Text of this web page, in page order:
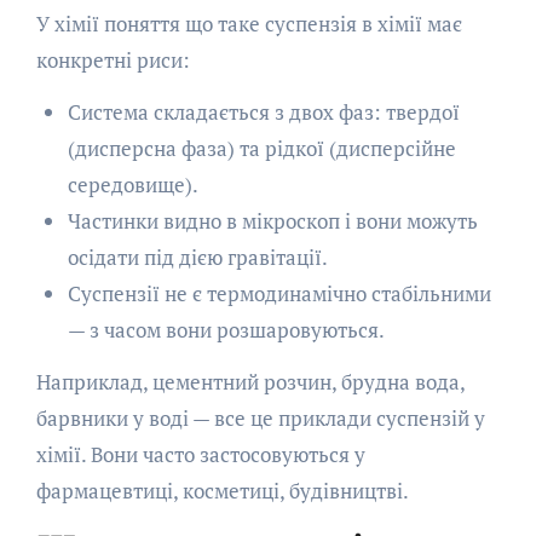
У хімії поняття що таке суспензія в хімії має
конкретні риси:
Система складається з двох фаз: твердої
(дисперсна фаза) та рідкої (дисперсійне
середовище).
Частинки видно в мікроскоп і вони можуть
осідати під дією гравітації.
Суспензії не є термодинамічно стабільними
— з часом вони розшаровуються.
Наприклад, цементний розчин, брудна вода,
барвники у воді — все це приклади суспензій у
хімії. Вони часто застосовуються у
фармацевтиці, косметиці, будівництві.